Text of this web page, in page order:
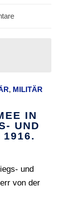
, MILITÄR
IN
UND
1916.
und
von der